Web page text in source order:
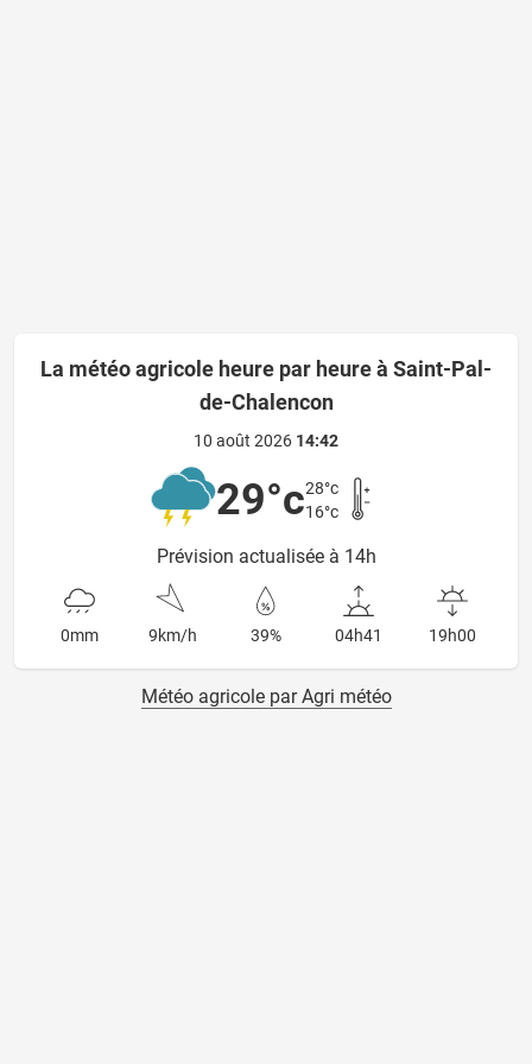
La météo agricole heure par heure à Saint-Pal-
de-Chalencon
10 août 2026 14:42
29°c28°c
16°c
Prévision actualisée à 14h
0mm 9km/h 39% 04h41 19h00
Météo agricole par Agri météo